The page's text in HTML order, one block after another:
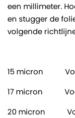
een millimeter.
en stugger de
volgende
15 micron Voor
17 micron
20 micron